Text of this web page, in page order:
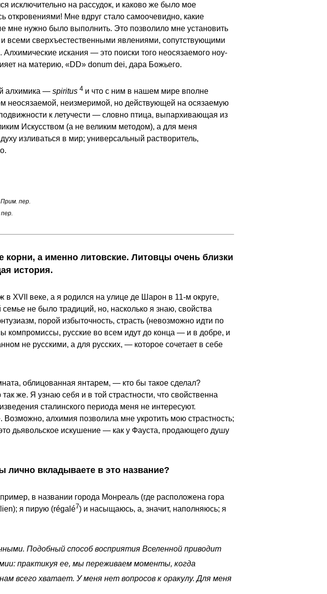
исключительно на рассудок, и каково же было мое
откровениями! Мне вдруг стало самоочевидно, какие
мне нужно было выполнить. Это позволило мне установить
всеми сверхъестественными явлениями, сопутствующими
искания — это поиски того неосязаемого ноу-
на материю, «DD» donum dei, дара Божьего.
алхимика — spiritus 4 и что с ним в нашем мире вполне
неосязаемой, неизмеримой, но действующей на осязаемую
к летучести — словно птица, выпархивающая из
Искусством (а не великим методом), а для меня
изливаться в мир; универсальный растворитель,
пер.
а именно литовские. Литовцы очень близки
история.
XVII веке, а я родился на улице де Шарон в 11-м округе,
не было традиций, но, насколько я знаю, свойства
порой избыточность, страсть (невозможно идти по
компромиссы, русские во всем идут до конца — и в добре, и
не русскими, а для русских, — которое сочетает в себе
облицованная янтарем, — кто бы такое сделал?
же. Я узнаю себя и в той страстности, что свойственна
сталинского периода меня не интересуют.
алхимия позволила мне укротить мою страстность;
дьявольское искушение — как у Фауста, продающего душу
лично вкладываете в это название?
в названии города Монреаль (где расположена гора
я пирую (régalé7) и насыщаюсь, а, значит, наполняюсь; я
Подобный способ восприятия Вселенной приводит
практикуя ее, мы переживаем моменты, когда
всего хватает. У меня нет вопросов к оракулу. Для меня